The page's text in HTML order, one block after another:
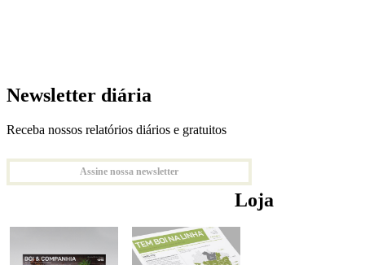
Newsletter diária
Receba nossos relatórios diários e gratuitos
Assine nossa newsletter
Loja